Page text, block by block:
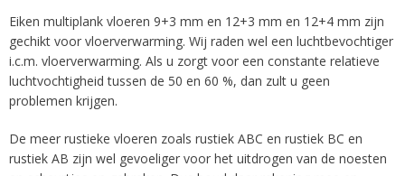
Eiken multiplank vloeren 9+3 mm en 12+3 mm en 12+4 mm zijn
gechikt voor vloerverwarming. Wij raden wel een luchtbevochtiger
i.c.m. vloerverwarming. Als u zorgt voor een constante relatieve
luchtvochtigheid tussen de 50 en 60 %, dan zult u geen
problemen krijgen.
De meer rustieke vloeren zoals rustiek ABC en rustiek BC en
rustiek AB zijn wel gevoeliger voor het uitdrogen van de noesten